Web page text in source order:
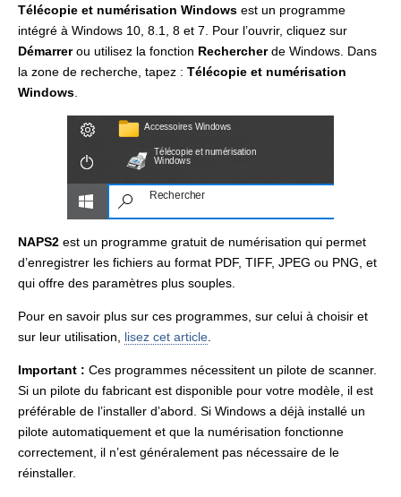
Télécopie et numérisation Windows est un programme
intégré à Windows 10, 8.1, 8 et 7. Pour l’ouvrir, cliquez sur
Démarrerou utilisez la fonction Rechercherde Windows. Dans
la zone de recherche, tapez : Télécopie et numérisation
Windows
NAPS2 est un programme gratuit de numérisation qui permet
d’enregistrer les fichiers au format PDF, TIFF, JPEG ou PNG, et
qui offre des paramètres plus souples.
Pour en savoir plus sur ces programmes, sur celui à choisir et
sur leur utilisation, lisez cet article
Important : Ces programmes nécessitent un pilote de scanner.
Si un pilote du fabricant est disponible pour votre modèle, il est
préférable de l’installer d’abord. Si Windows a déjà installé un
pilote automatiquement et que la numérisation fonctionne
correctement, il n’est généralement pas nécessaire de le
réinstaller.